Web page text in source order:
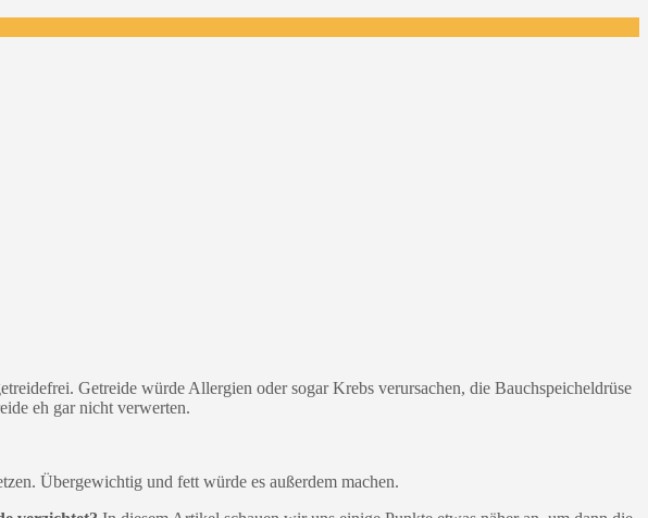
Getreide würde Allergien oder sogar Krebs verursachen, die Bauchspeicheldrüse
eh gar nicht verwerten.
Übergewichtig und fett würde es außerdem machen.